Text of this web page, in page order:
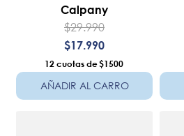
Calpany
$29.990
$17 990
12 $1500
AÑADIR AL CARRO